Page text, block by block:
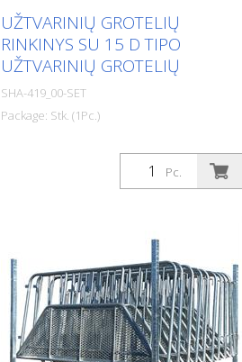
UŽTVARINIŲ GROTELIŲ
RINKINYS SU 15 D TIPO
UŽTVARINIŲ GROTELIŲ
SHA-419_00-SET
Package: Stk. (1Pc.)
Užtvarinių grotelių rinkinys su 15 D
Pc.